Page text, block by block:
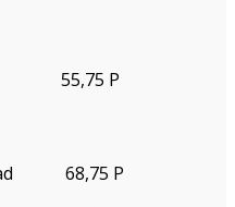
55,75 P
68,75 P